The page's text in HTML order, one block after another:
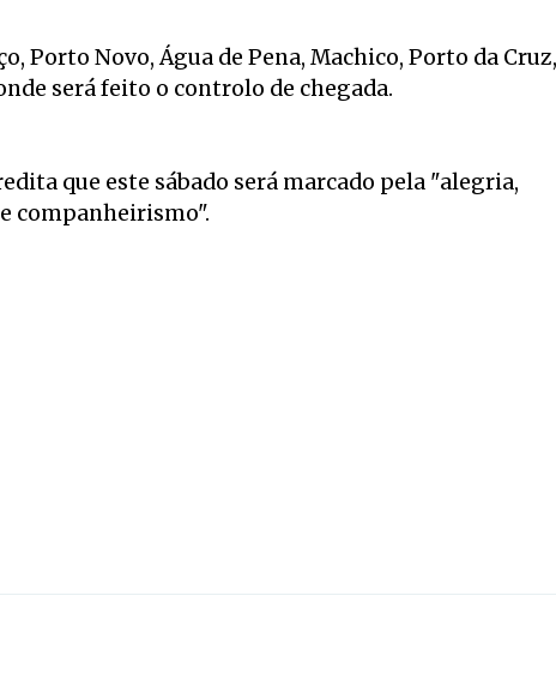
Porto Novo, Água de Pena, Machico, Porto da Cruz,
será feito o controlo de chegada.
que este sábado será marcado pela "alegria,
companheirismo".